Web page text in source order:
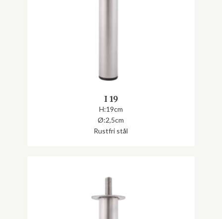
I 19
H:19cm
Ø:2,5cm
Rustfri stål